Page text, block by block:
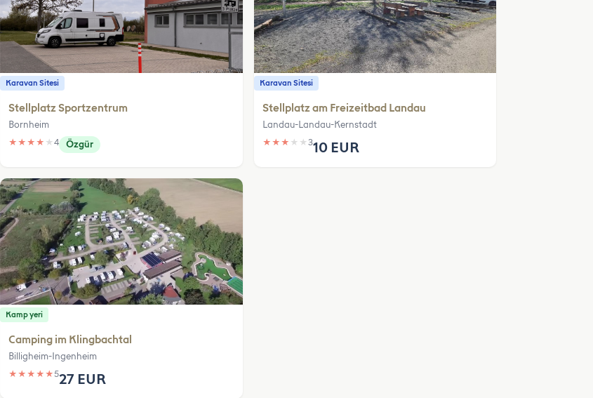
Karavan Sitesi
Stellplatz Sportzentrum
Bornheim
★ ★ ★ ★ ★4 Özgür
Karavan Sitesi
Stellplatz am Freizeitbad Landau
Landau-Landau-Kernstadt
★ ★ ★ ★ ★ 310 EUR
Kamp yeri
Camping im Klingbachtal
Billigheim-Ingenheim
★ ★ ★ ★ ★527 EUR